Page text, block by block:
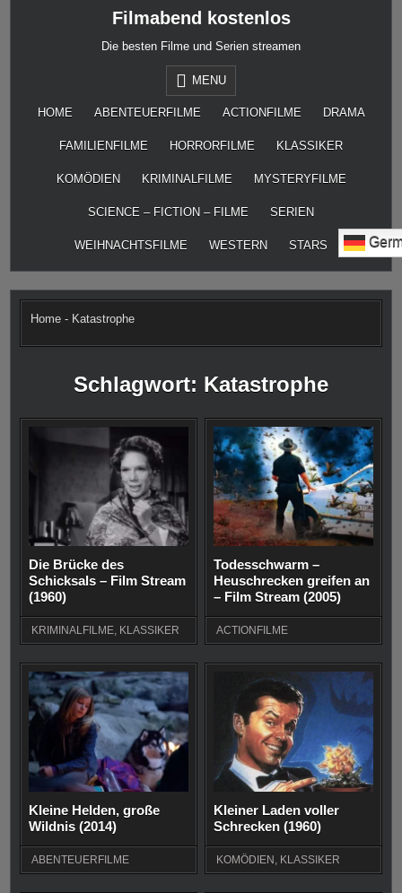
Filmabend kostenlos
Die besten Filme und Serien streamen
MENU
HOME ABENTEUERFILME ACTIONFILME DRAMA
FAMILIENFILME HORRORFILME KLASSIKER
KOMÖDIEN KRIMINALFILME MYSTERYFILME
SCIENCE – FICTION – FILME SERIEN
WEIHNACHTSFILME WESTERN STARS
Home - Katastrophe
Schlagwort: Katastrophe
Die Brücke des
Schicksals – Film Stream
(1960)
KRIMINALFILME, KLASSIKER
Todesschwarm –
Heuschrecken greifen an
– Film Stream (2005)
ACTIONFILME
Kleine Helden, große
Wildnis (2014)
ABENTEUERFILME
Kleiner Laden voller
Schrecken (1960)
KOMÖDIEN KLASSIKER